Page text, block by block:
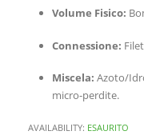
Volume Fisico:
Connessione:
Miscela: Azoto/
micro-perdite.
AVAILABILITY: ESAURITO